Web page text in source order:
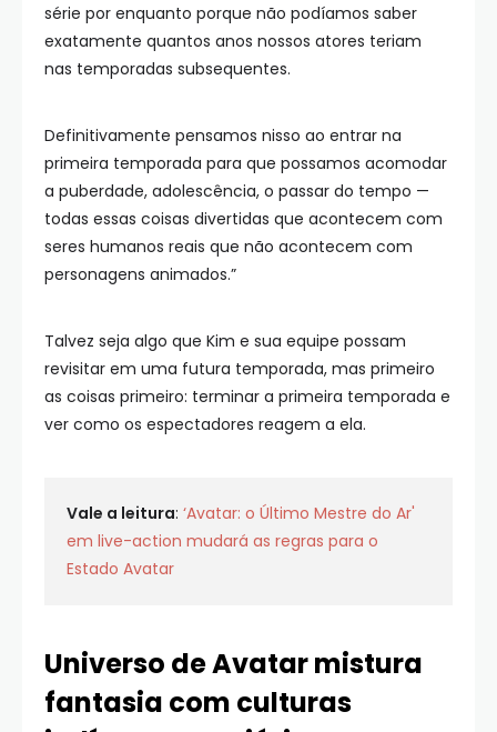
série por enquanto porque não podíamos saber
exatamente quantos anos nossos atores teriam
nas temporadas subsequentes.
Definitivamente pensamos nisso ao entrar na
primeira temporada para que possamos acomodar
a puberdade, adolescência, o passar do tempo —
todas essas coisas divertidas que acontecem com
seres humanos reais que não acontecem com
personagens animados.”
Talvez seja algo que Kim e sua equipe possam
revisitar em uma futura temporada, mas primeiro
as coisas primeiro: terminar a primeira temporada e
ver como os espectadores reagem a ela.
Vale a leitura: ‘Avatar: o Último Mestre do Ar'
em live-action mudará as regras para o
Estado Avatar
Universo de Avatar mistura
fantasia com culturas